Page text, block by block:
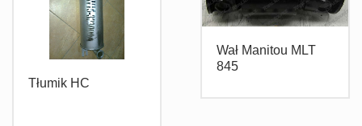
Tłumik HC
Wał Manitou MLT
845